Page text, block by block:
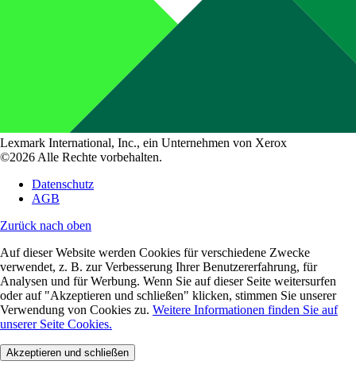
Lexmark International, Inc., ein Unternehmen von Xerox
©2026 Alle Rechte vorbehalten.
Datenschutz
AGB
Zurück nach oben
Auf dieser Website werden Cookies für verschiedene Zwecke
verwendet, z. B. zur Verbesserung Ihrer Benutzererfahrung, für
Analysen und für Werbung. Wenn Sie auf dieser Seite weitersurfen
oder auf "Akzeptieren und schließen" klicken, stimmen Sie unserer
Verwendung von Cookies zu. Weitere Informationen finden Sie auf
unserer Seite Cookies.
Akzeptieren und schließen